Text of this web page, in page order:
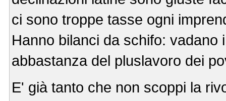
ci sono troppe tasse ogni
Hanno bilanci da schifo:
abbastanza del pluslavoro dei
E' già tanto che non scoppi la